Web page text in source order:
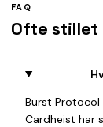
FAQ
Ofte stillet
Burst Protocol
Cardheist har